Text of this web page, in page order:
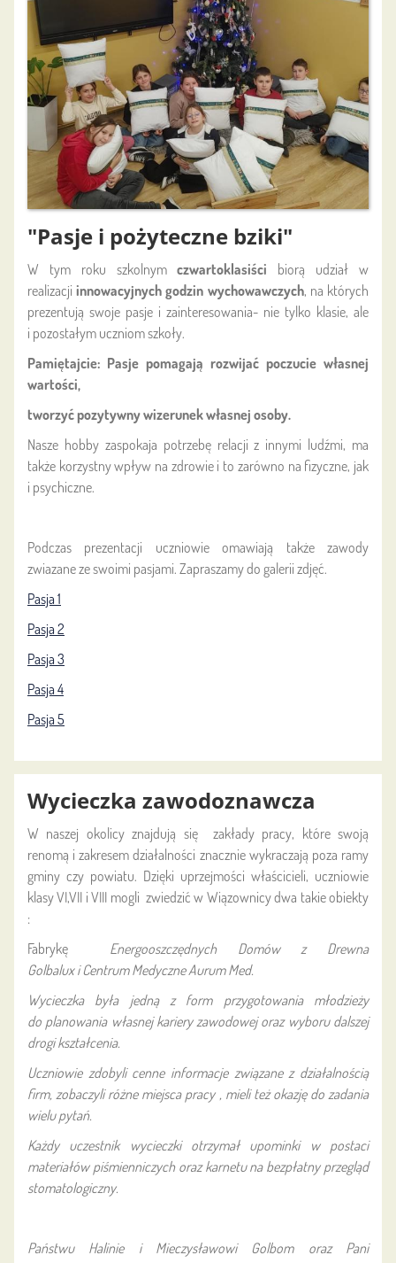
"Pasje i pożyteczne bziki"
W tym roku szkolnymczwartoklasiści biorą udział w
realizacjiinnowacyjnych godzin wychowawczych, na których
prezentują swoje pasje i zainteresowania- nie tylko klasie, ale
i pozostałym uczniom szkoły.
Pamiętajcie: Pasje pomagają rozwijać poczucie własnej
wartości,
tworzyć pozytywny wizerunek własnej osoby.
Nasze hobby zaspokaja potrzebę relacji z innymi ludźmi, ma
także korzystny wpływ na zdrowie i to zarówno na fizyczne, jak
i psychiczne.
Podczas prezentacji uczniowie omawiają także zawody
zwiazane ze swoimi pasjami. Zapraszamy do galerii zdjęć.
Pasja 1
Pasja 2
Pasja 3
Pasja 4
Pasja 5
Wycieczka zawodoznawcza
W naszej okolicy znajdują się zakłady pracy, które swoją
renomą i zakresem działalności znacznie wykraczają poza ramy
gminy czy powiatu. Dzięki uprzejmości właścicieli, uczniowie
klasy VI,VII i VIII mogli zwiedzić w Wiązownicy dwa takie obiekty
:
Fabrykę
Energooszczędnych Domów z Drewna
GolbaluxiCentrum Medyczne Aurum Med.
Wycieczka była jedną z form przygotowania młodzieży
do planowania własnej kariery zawodowej oraz wyboru dalszej
drogi kształcenia.
Uczniowie zdobyli cenne informacje związane z działalnością
firm, zobaczyli różne miejsca pracy , mieli też okazję do zadania
wielu pytań.
Każdy uczestnik wycieczki otrzymał upominki w postaci
materiałów piśmienniczych oraz karnetu na bezpłatny przegląd
stomatologiczny.
Państwu Halinie i Mieczysławowi Golbom oraz Pani